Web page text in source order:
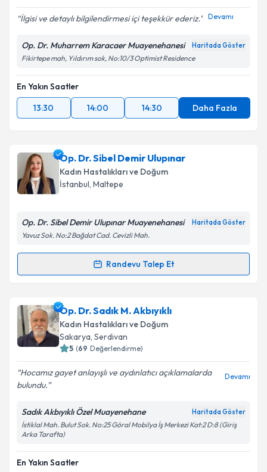
İlgisi ve detaylı bilgilendirmesi içi teşekkür ederiz. Devamı
Op. Dr. Muharrem Karacaer Muayenehanesi Haritada Göster
Fikirtepe mah, Yıldırım sok, No:10/3 Optimist Residence
En Yakın Saatler
13:30
14:00 14:30 Daha Fazla
Op. Dr. Sibel Demir Ulupınar
Kadın Hastalıkları ve Doğum
İstanbul, Maltepe
Op. Dr. Sibel Demir Ulupınar Muayenehanesi Haritada Göster
Yavuz Sok. No:2 Bağdat Cad. Cevizli Mah.
Randevu Talep Et
Randevu Takvimi Talebi
Op. Dr. Sibel Demir Ulupınariçin randevu takvimi
talebi oluşturun. Size bu uzmandan randevu almanız
için bir takvim hazırlandığında e-posta ile
bilgilendireceğiz.
E-posta Adresiniz
Kişisel verilerimin işlenmesine ilişkinAydınlatma
Metni
kapsamda işlenmesini kabul ediyorum.
Op. Dr. Sadık M. Akbıyıklı
Kadın Hastalıkları ve Doğum
Sakarya, Serdivan
5 (69 Değerlendirme)
Hocamız gayet anlayışlı ve aydınlatıcı açıklamalarda
bulundu.
Devamı
Sadık Akbıyıklı Özel Muayenehane Haritada Göster
İstiklal Mah. Bulut Sok. No:25 Göral Mobilya İş Merkezi Kat:2 D:8 (Giriş
Arka Tarafta)
En Yakın Saatler